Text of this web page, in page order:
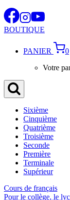
BOUTIQUE
PANIER
0
Votre
Sixième
Cinquième
Quatrième
Troisième
Seconde
Première
Terminale
Supérieur
Cours de français
Pour le collège, le